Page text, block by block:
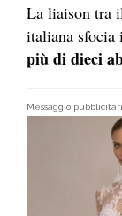
La liaison tra
italiana sfocia
più di dieci
Messaggio